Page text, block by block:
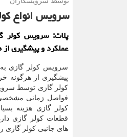
سرویس انواع
پلات: سرویس كولر
عملكرد و پیشگیری از
سرویس کولر گازی به
پیشگیری از هرگونه
کولر گازی توسط
فواصل زمانی
کولر گازی هزینه
قطعات کولر گازی
های جانبی کولر گازی